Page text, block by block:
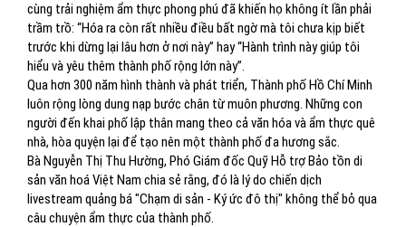
cùng trải nghiệm ẩm thực phong phú đã khiến họ không ít lần phải
trầm trồ: “Hóa ra còn rất nhiều điều bất ngờ mà tôi chưa kịp biết
trước khi dừng lại lâu hơn ở nơi này” hay “Hành trình này giúp tôi
hiểu và yêu thêm thành phố rộng lớn này”.
Qua hơn 300 năm hình thành và phát triển, Thành phố Hồ Chí Minh
luôn rộng lòng dung nạp bước chân từ muôn phương. Những con
người đến khai phố lập thân mang theo cả văn hóa và ẩm thực quê
nhà, hòa quyện lại để tạo nên một thành phố đa hương sắc.
Bà Nguyễn Thị Thu Hường, Phó Giám đốc Quỹ Hỗ trợ Bảo tồn di
sản văn hoá Việt Nam chia sẻ rằng, đó là lý do chiến dịch
livestream quảng bá "Chạm di sản - Ký ức đô thị" không thể bỏ qua
câu chuyện ẩm thực của thành phố.